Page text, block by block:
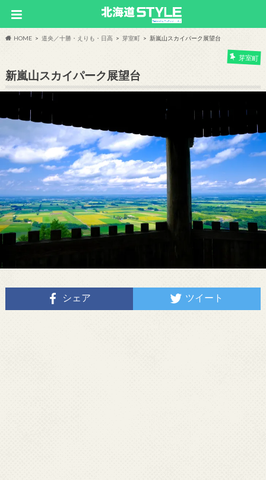
HOME 道央／十勝・えりも・日高 芽室町 新嵐山スカイパーク展望台
芽室町
新嵐山スカイパーク展望台
シェア ツイート